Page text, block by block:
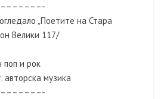
„Поетите на Стара
Велики 117/
поп и рок
авторска музика